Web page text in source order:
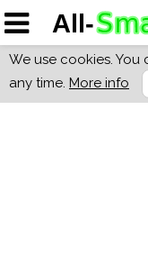
We use cookies.
any time. More info